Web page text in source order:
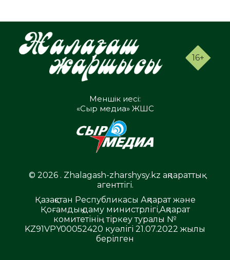
16+
Меншік иесі:
«Сыр медиа» ЖШС
© 2026 . Zhalagash-zharshysy.kz ақпараттық
агенттігі.
Қазақстан Республикасы Ақпарат және
Қоғамдық даму министрлігі,Ақпарат
комитетінің тіркеу туралы №
KZ91VPY00052420 куәлігі 21.07.2022 жылы
берілген